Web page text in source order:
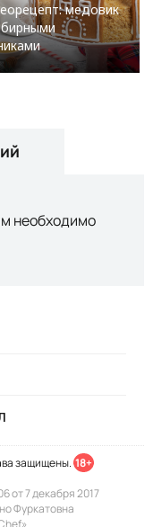
медовик
необходимо
защищены. 18+
от 7 декабря 2017
Фуркатовна